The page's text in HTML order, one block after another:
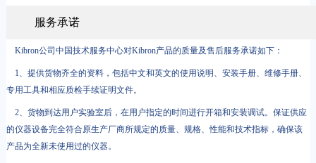
服务承诺
Kibron公司中国技术服务中心对Kibron产品的质量及售后服务承诺如下：
1、提供货物齐全的资料，包括中文和英文的使用说明、安装手册、维修手册、
专用工具和相应质检手续证明文件。
2、货物到达用户实验室后，在用户指定的时间进行开箱和安装调试。保证供应
的仪器设备完全符合原生产厂商所规定的质量、规格、性能和技术指标，确保该
产品为全新未使用过的仪器。